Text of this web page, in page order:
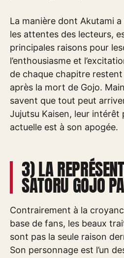
La manière dont Akutami
les attentes des lecteurs,
principales raisons pour
l’enthousiasme et
de chaque chapitre
après la mort de Gojo.
savent que tout peut
Jujutsu Kaisen, leur intérêt
actuelle est à son apogée.
3) LA
SATORU GOJO
Contrairement à la
base de fans, les beaux
sont pas la seule raison
Son personnage est l’un